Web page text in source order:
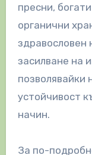
пресни,
органични
здравословен
засилване на
позволявайки
устойчивост
начин.
За по-